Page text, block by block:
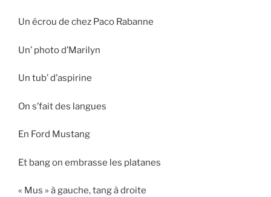
Un écrou de chez Paco Rabanne
Un’ photo d’Marilyn
Un tub’ d’aspirine
On s’fait des langues
En Ford Mustang
Et bang on embrasse les platanes
« Mus » à gauche, tang à droite